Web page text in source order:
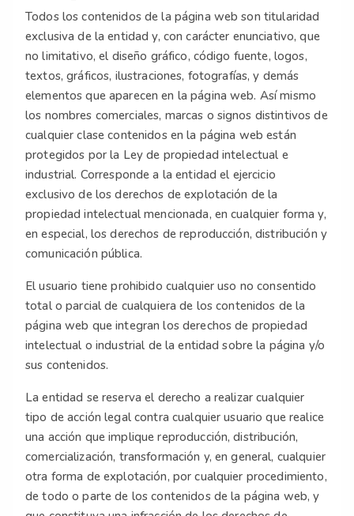
Todos los contenidos de la página web son titularidad
exclusiva de la entidad y, con carácter enunciativo, que
no limitativo, el diseño gráfico, código fuente, logos,
textos, gráficos, ilustraciones, fotografías, y demás
elementos que aparecen en la página web. Así mismo
los nombres comerciales, marcas o signos distintivos de
cualquier clase contenidos en la página web están
protegidos por la Ley de propiedad intelectual e
industrial. Corresponde a la entidad el ejercicio
exclusivo de los derechos de explotación de la
propiedad intelectual mencionada, en cualquier forma y,
en especial, los derechos de reproducción, distribución y
comunicación pública.
El usuario tiene prohibido cualquier uso no consentido
total o parcial de cualquiera de los contenidos de la
página web que integran los derechos de propiedad
intelectual o industrial de la entidad sobre la página y/o
sus contenidos.
La entidad se reserva el derecho a realizar cualquier
tipo de acción legal contra cualquier usuario que realice
una acción que implique reproducción, distribución,
comercialización, transformación y, en general, cualquier
otra forma de explotación, por cualquier procedimiento,
de todo o parte de los contenidos de la página web, y